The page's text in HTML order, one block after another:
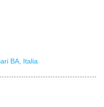
BA, Italia